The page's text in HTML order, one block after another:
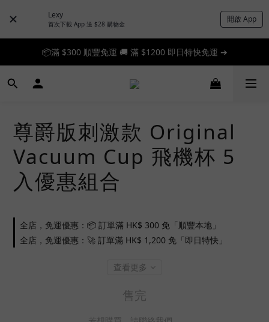
Lexy
首次下載 App 送 $28 購物金 開啟 App
📦滿 $300 順豐免運 🚚 滿 $1200 即日特快免運 ➔
📦滿 $300 順豐免運 🚚 滿 $1200 即日特快免運 ➔
🎉 新人首單享 88 折，快來領券加入！➔
尊爵版刺激款 Original
Vacuum Cup 飛機杯 5
入優惠組合
全店，免運優惠：📦 訂單滿 HK$ 300 免「順豐本地」
全店，免運優惠：🚀 訂單滿 HK$ 1,200 免「即日特快」
查看更多
售完